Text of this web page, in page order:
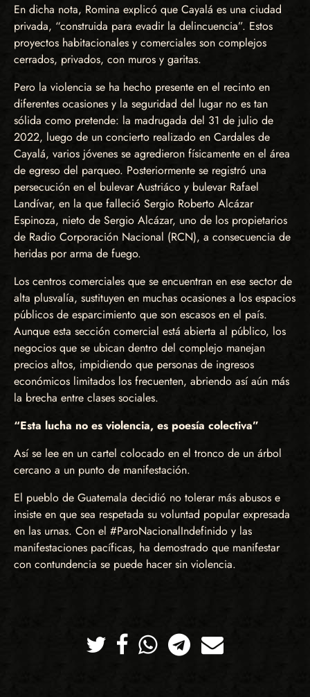
En dicha nota, Romina explicó que Cayalá es una ciudad
privada, “construida para evadir la delincuencia”. Estos
proyectos habitacionales y comerciales son complejos
cerrados, privados, con muros y garitas.
Pero la violencia se ha hecho presente en el recinto en
diferentes ocasiones y la seguridad del lugar no es tan
sólida como pretende: la madrugada del 31 de julio de
2022, luego de un concierto realizado en Cardales de
Cayalá, varios jóvenes se agredieron físicamente en el área
de egreso del parqueo. Posteriormente se registró una
persecución en el bulevar Austriáco y bulevar Rafael
Landívar, en la que falleció Sergio Roberto Alcázar
Espinoza, nieto de Sergio Alcázar, uno de los propietarios
de Radio Corporación Nacional (RCN), a consecuencia de
heridas por arma de fuego.
Los centros comerciales que se encuentran en ese sector de
alta plusvalía, sustituyen en muchas ocasiones a los espacios
públicos de esparcimiento que son escasos en el país.
Aunque esta sección comercial está abierta al público, los
negocios que se ubican dentro del complejo manejan
precios altos, impidiendo que personas de ingresos
económicos limitados los frecuenten, abriendo así aún más
la brecha entre clases sociales.
“Esta lucha no es violencia, es poesía colectiva”
Así se lee en un cartel colocado en el tronco de un árbol
cercano a un punto de manifestación.
El pueblo de Guatemala decidió no tolerar más abusos e
insiste en que sea respetada su voluntad popular expresada
en las urnas. Con el #ParoNacionalIndefinido y las
manifestaciones pacíficas, ha demostrado que manifestar
con contundencia se puede hacer sin violencia.
TwitterFacebookWhatsappTelegramCorreo